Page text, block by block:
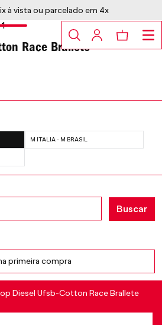
à vista ou parcelado em 4x
Race Brallete
M ITALIA - M BRASIL
primeira compra
Diesel Ufsb-Cotton Race Brallete